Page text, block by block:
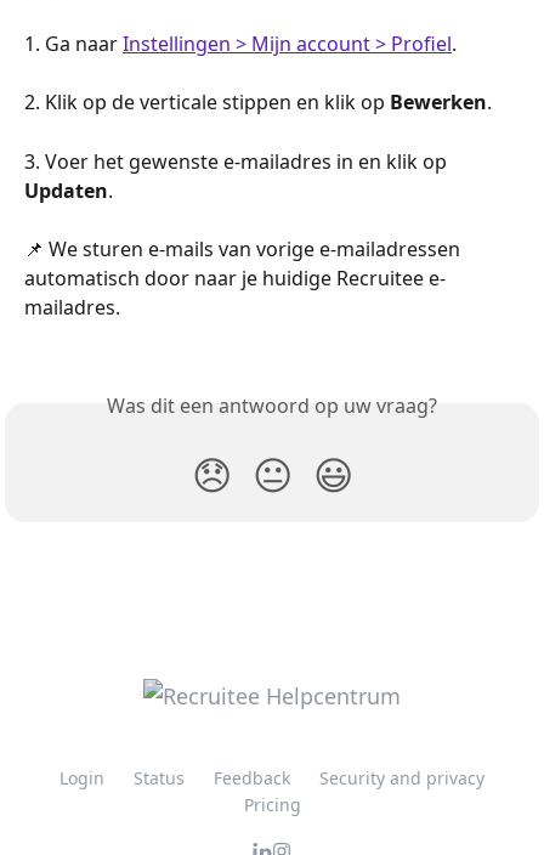
1. Ga naar Instellingen > Mijn account > Profiel.
2. Klik op de verticale stippen en klik op Bewerken.
3. Voer het gewenste e-mailadres in en klik op
Updaten.
📌 We sturen e-mails van vorige e-mailadressen
automatisch door naar je huidige Recruitee e-
mailadres.
Was dit een antwoord op uw vraag?
😞 😐 😃
Login Status Feedback
Security and privacy
Pricing